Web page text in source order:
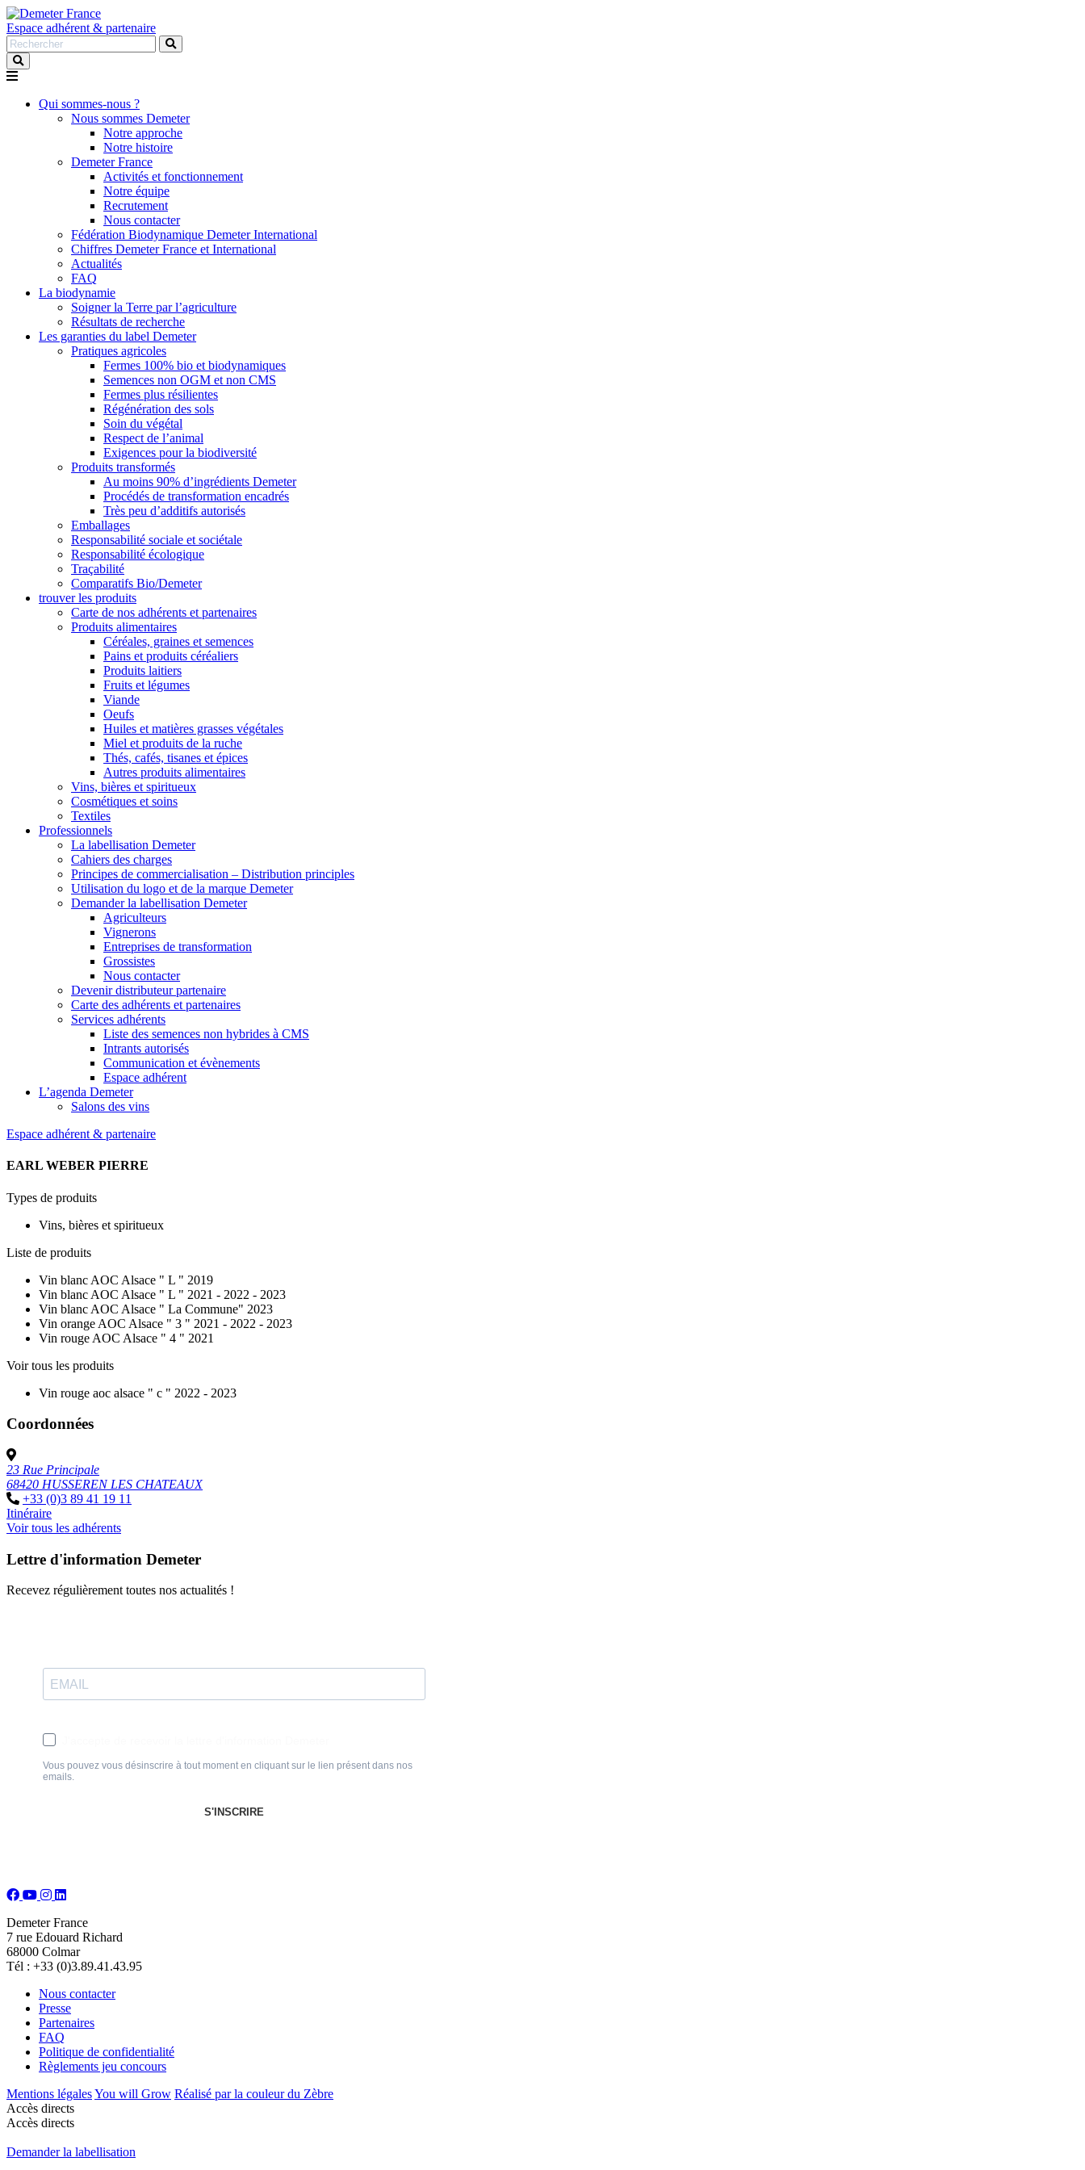
Espace adhérent & partenaire
Rechercher
:
Qui sommes-nous ?
Nous sommes Demeter
Notre approche
Notre histoire
Demeter France
Activités et fonctionnement
Notre équipe
Recrutement
Nous contacter
Fédération Biodynamique Demeter International
Chiffres Demeter France et International
Actualités
FAQ
La biodynamie
Soigner la Terre par l’agriculture
Résultats de recherche
Les garanties du label Demeter
Pratiques agricoles
Fermes 100% bio et biodynamiques
Semences non OGM et non CMS
Fermes plus résilientes
Régénération des sols
Soin du végétal
Respect de l’animal
Exigences pour la biodiversité
Produits transformés
Au moins 90% d’ingrédients Demeter
Procédés de transformation encadrés
Très peu d’additifs autorisés
Emballages
Responsabilité sociale et sociétale
Responsabilité écologique
Traçabilité
Comparatifs Bio/Demeter
trouver les produits
Carte de nos adhérents et partenaires
Produits alimentaires
Céréales, graines et semences
Pains et produits céréaliers
Produits laitiers
Fruits et légumes
Viande
Oeufs
Huiles et matières grasses végétales
Miel et produits de la ruche
Thés, cafés, tisanes et épices
Autres produits alimentaires
Vins, bières et spiritueux
Cosmétiques et soins
Textiles
Professionnels
La labellisation Demeter
Cahiers des charges
Principes de commercialisation – Distribution principles
Utilisation du logo et de la marque Demeter
Demander la labellisation Demeter
Agriculteurs
Vignerons
Entreprises de transformation
Grossistes
Nous contacter
Devenir distributeur partenaire
Carte des adhérents et partenaires
Services adhérents
Liste des semences non hybrides à CMS
Intrants autorisés
Communication et évènements
Espace adhérent
L’agenda Demeter
Salons des vins
Espace adhérent & partenaire
EARL WEBER PIERRE
Types de produits
Vins, bières et spiritueux
Liste de produits
Vin blanc AOC Alsace " L " 2019
Vin blanc AOC Alsace " L " 2021 - 2022 - 2023
Vin blanc AOC Alsace " La Commune" 2023
Vin orange AOC Alsace " 3 " 2021 - 2022 - 2023
Vin rouge AOC Alsace " 4 " 2021
Voir tous les produits
Vin rouge aoc alsace " c " 2022 - 2023
Coordonnées
23 Rue Principale
68420 HUSSEREN LES CHATEAUX
+33 (0)3 89 41 19 11
Itinéraire
Voir tous les adhérents
Lettre d'information Demeter
Recevez régulièrement toutes nos actualités !
Vous pouvez vous désinscrire à tout moment en cliquant sur le lien présent dans nos
emails.
S'INSCRIRE
Demeter France
7 rue Edouard Richard
68000 Colmar
Tél : +33 (0)3.89.41.43.95
Nous contacter
Presse
Partenaires
FAQ
Politique de confidentialité
Règlements jeu concours
Mentions légalesYou will Grow Réalisé par la couleur du Zèbre
Accès directs
Accès directs
Demander la labellisation